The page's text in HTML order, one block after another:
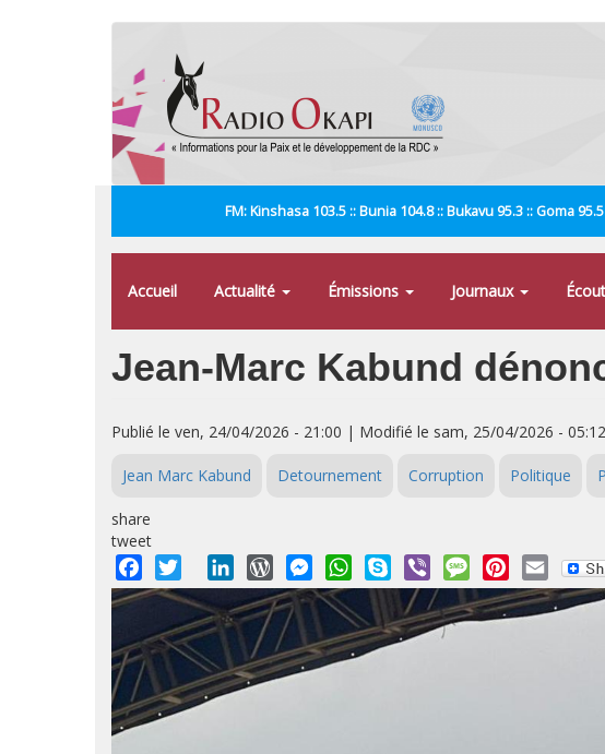
FM: Kinshasa 103.5 :: Bunia 104.8 :: Bukavu 95.3 :: Goma
Accueil Actualité Émissions Journaux
Jean-Marc Kabund
Publié le ven, 24/04/2026 - 21:00 | Modifié le sam, 25/04/2026 - 05:12
Jean Marc Kabund Detournement Corruption Politique
share
tweet
Facebook
Twitter LinkedInWordPressMessengerWhatsApp
Skype Viber MessagePinterest
Email